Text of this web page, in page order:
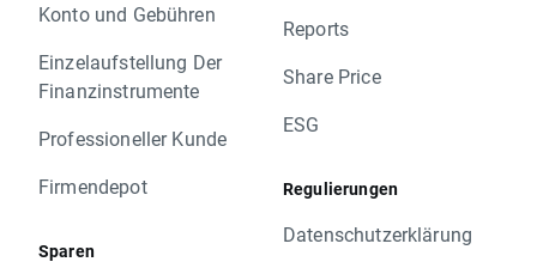
Konto und Gebühren
Einzelaufstellung Der
Finanzinstrumente
Professioneller Kunde
Firmendepot
Sparen
Reports
Share Price
ESG
Regulierungen
Datenschutzerklärung